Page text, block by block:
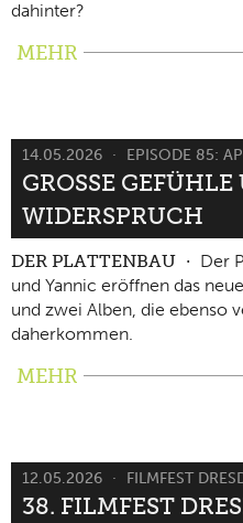
dahinter?
MEHR
14.05.2026 EPISODE 85:
GROSSE GEFÜHLE
IDERSPRUCH
DER PLATTENBAU
Der
und Yannic eröffnen das
und zwei Alben, die ebenso
daherkommen.
MEHR
12.05.2026 FILMFEST
38. FILMFEST